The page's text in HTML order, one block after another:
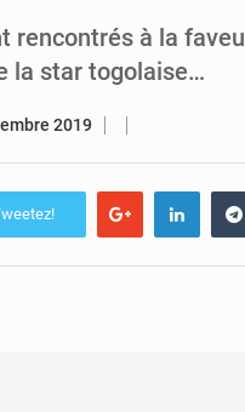
rencontrés à la
la star togolaise…
2019